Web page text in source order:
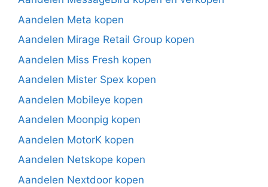
Aandelen Meta kopen
Aandelen Mirage Retail Group kopen
Aandelen Miss Fresh kopen
Aandelen Mister Spex kopen
Aandelen Mobileye kopen
Aandelen Moonpig kopen
Aandelen MotorK kopen
Aandelen Netskope kopen
Aandelen Nextdoor kopen